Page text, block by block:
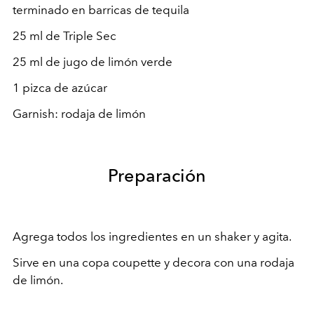
terminado en barricas de tequila
25 ml de Triple Sec
25 ml de jugo de limón verde
1 pizca de azúcar
Garnish: rodaja de limón
Preparación
Agrega todos los ingredientes en un shaker y agita.
Sirve en una copa coupette y decora con una rodaja
de limón.